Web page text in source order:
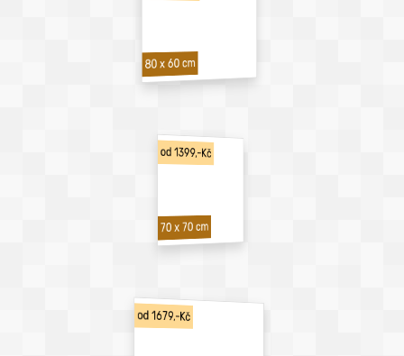
80 x 60 cm
od 1399,-Kč
70 x 70 cm
od 1679,-Kč